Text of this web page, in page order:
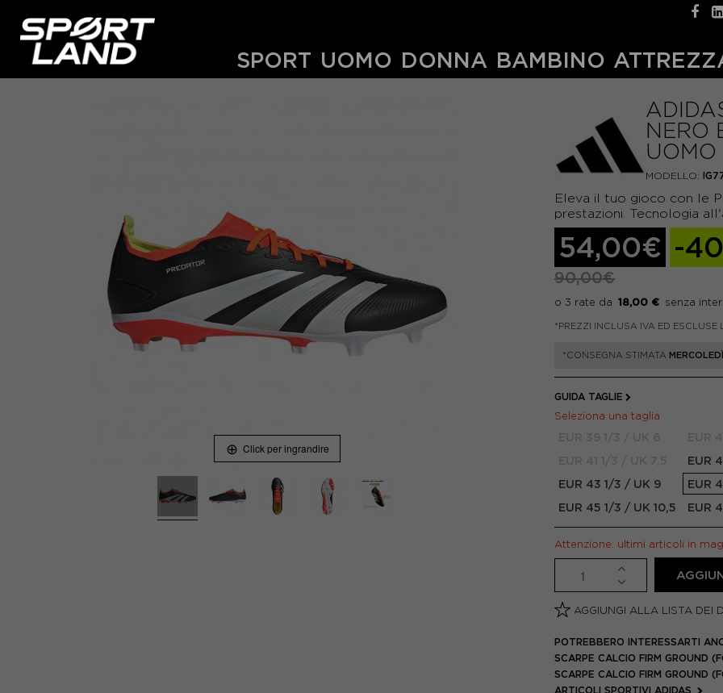
SPORT UOMO DONNA BAMBINO
Click per ingrandire
NERO
UOMO
MODELLO:
Eleva il tuo gioco con le
prestazioni. Tecnologia
54,00€ -
90,00€
18,00 €
*PREZZI INCLUSA IVA ED ESCLUSE
*CONSEGNA STIMATA
GUIDA TAGLIE
Seleziona una taglia
EUR
EUR 43 1/3 / UK 9
EUR
EUR 45 1/3 / UK 10,5
EUR
Attenzione: ultimi articoli in
AGGIUNGI ALLA LISTA DEI
POTREBBERO INTERESSARTI
SCARPE CALCIO FIRM GROUND
SCARPE CALCIO FIRM GROUND
ARTICOLI SPORTIVI ADIDAS